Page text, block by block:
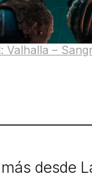
Valhalla –
desde